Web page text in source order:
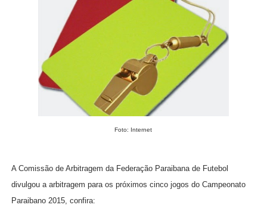
Foto: Internet
A Comissão de Arbitragem da Federação Paraibana de Futebol
divulgou a arbitragem para os próximos cinco jogos do Campeonato
Paraibano 2015, confira: